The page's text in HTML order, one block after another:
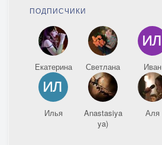
ПОДПИСЧИКИ
Екатерина Светлана Иван
Илья
Anastasiya
ya)
Аля